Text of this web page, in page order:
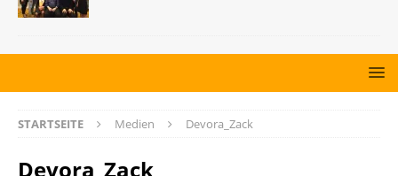
STARTSEITE Medien Devora_Zack
Devora_Zack